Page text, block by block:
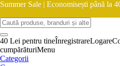
Summer Sale | Economisești până la
40 Lei pentru tineÎnregistrareLogare
cumpărăturiMenu
Categorii